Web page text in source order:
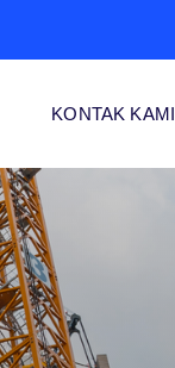
KONTAK KAMI